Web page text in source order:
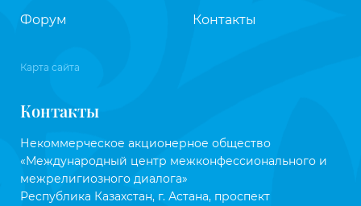
Форум
Контакты
Карта сайта
Контакты
Некоммерческое акционерное общество
«Международный центр межконфессионального и
межрелигиозного диалога»
Республика Казахстан, г. Астана, проспект